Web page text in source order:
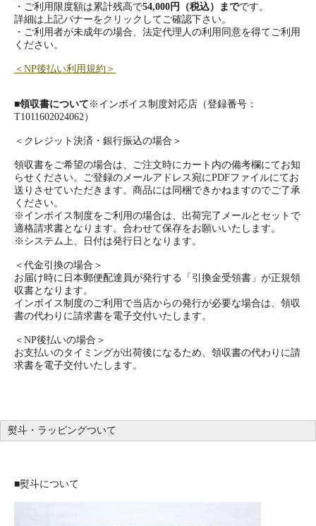
・ご利用限度額は累計残高で54,000円（税込）までです。
詳細は上記バナーをクリックしてご確認下さい。
・ご利用者が未成年の場合、法定代理人の利用同意を得てご利用
ください。
＜NP後払い利用規約＞
■領収書について ※インボイス制度対応店（登録番号：
T1011602024062）
＜クレジット決済・銀行振込の場合＞
領収書をご希望の場合は、ご注文時にカート内の備考欄にてお知
らせください。ご登録のメールアドレス宛にPDFファイルにてお
送りさせていただきます。商品には同梱できかねますのでご了承
ください。
※インボイス制度をご利用の場合は、出荷完了メールとセットで
適格請求書となります。合わせて保存をお願いいたします。
※システム上、日付は発行日となります。
＜代金引換の場合＞
お届け時に日本郵便配達員が発行する「引換金受領書」が正規領
収書となります。
インボイス制度のご利用で当店からの発行が必要な場合は、領収
書の代わりに請求書を電子交付いたします。
＜NP後払いの場合＞
お支払いのタイミングが出荷後になるため、領収書の代わりに請
求書を電子交付いたします。
熨斗・ラッピングついて
■熨斗について